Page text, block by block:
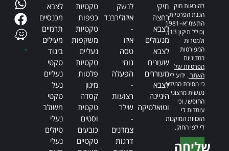
להוראות חוק
הגנת הפרטיות,
התשמ"א–1981
(כולל תיקון 13),
ולמטרות
המפורטות
במדיניות
הפרטיות של
האתר. ידוע לי
כי מסירת המידע
נעשית מרצוני
החופשי, וכי
עומדות לי
הזכויות המוקנות
לי לפי החוק.
שליחה
תיקי
רחצה
לצבא
מנעולים
לצבא
שעונים
מעוררים
לצבא
היגיינה
וטואלטיקה
לנשק
איזולירבנד
-
איזו
טסה
גומי
הפעלה
-
רצועות
שילר
-
צמדנים
דרגות
טקטיות
כפפות
טקטיות
משקפות
נעליים
טקטיות
פלטות
מיגון
קסדה
טקטית
וסטים
כובעים
טקטיים
לצבא
מכנסיים
תרמיים
מעילים
ביגוד
טקטי
נעליים
נעל
טקטי
משולב
נעלי
טיולים
נעלי